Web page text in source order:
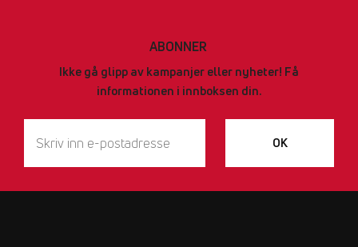
ABONNER
Ikke gå glipp av kampanjer eller nyheter! Få
informationen i innboksen din.
OK